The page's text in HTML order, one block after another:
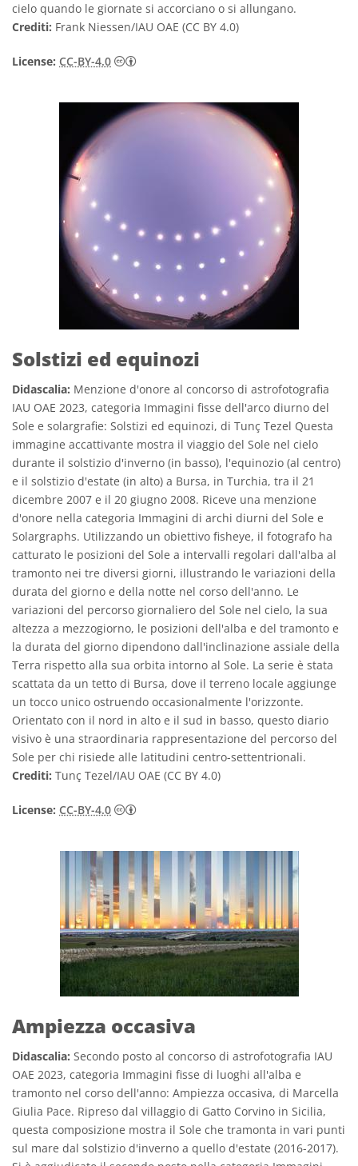
cielo quando le giornate si accorciano o si allungano.
Crediti: Frank Niessen/IAU OAE (CC BY 4.0)
License: CC-BY-4.0 Creative Commons Attribuzione 4.0
Solstizi ed equinozi
Didascalia: Menzione d'onore al concorso di astrofotografia
IAU OAE 2023, categoria Immagini fisse dell'arco diurno del
Sole e solargrafie: Solstizi ed equinozi, di Tunç Tezel Questa
immagine accattivante mostra il viaggio del Sole nel cielo
durante il solstizio d'inverno (in basso), l'equinozio (al centro)
e il solstizio d'estate (in alto) a Bursa, in Turchia, tra il 21
dicembre 2007 e il 20 giugno 2008. Riceve una menzione
d'onore nella categoria Immagini di archi diurni del Sole e
Solargraphs. Utilizzando un obiettivo fisheye, il fotografo ha
catturato le posizioni del Sole a intervalli regolari dall'alba al
tramonto nei tre diversi giorni, illustrando le variazioni della
durata del giorno e della notte nel corso dell'anno. Le
variazioni del percorso giornaliero del Sole nel cielo, la sua
altezza a mezzogiorno, le posizioni dell'alba e del tramonto e
la durata del giorno dipendono dall'inclinazione assiale della
Terra rispetto alla sua orbita intorno al Sole. La serie è stata
scattata da un tetto di Bursa, dove il terreno locale aggiunge
un tocco unico ostruendo occasionalmente l'orizzonte.
Orientato con il nord in alto e il sud in basso, questo diario
visivo è una straordinaria rappresentazione del percorso del
Sole per chi risiede alle latitudini centro-settentrionali.
Crediti: Tunç Tezel/IAU OAE (CC BY 4.0)
License: CC-BY-4.0 Creative Commons Attribuzione 4.0
Ampiezza occasiva
Didascalia: Secondo posto al concorso di astrofotografia IAU
OAE 2023, categoria Immagini fisse di luoghi all'alba e
tramonto nel corso dell'anno: Ampiezza occasiva, di Marcella
Giulia Pace. Ripreso dal villaggio di Gatto Corvino in Sicilia,
questa composizione mostra il Sole che tramonta in vari punti
sul mare dal solstizio d'inverno a quello d'estate (2016-2017).